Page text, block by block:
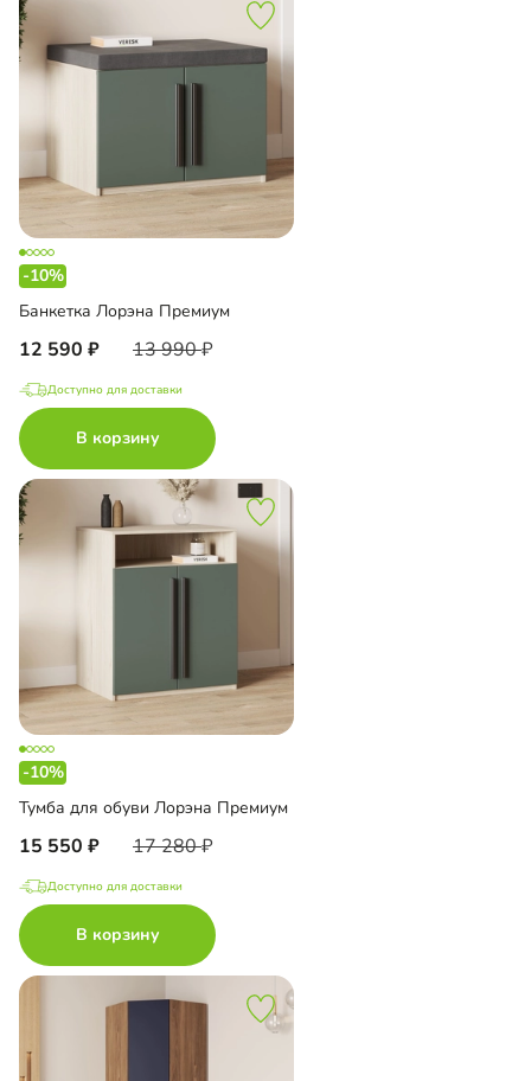
-10%
Банкетка Лорэна Премиум
12 590 13 990
Доступно для доставки
В корзину
-10%
Тумба для обуви Лорэна Премиум
15 550 17 280
Доступно для доставки
В корзину